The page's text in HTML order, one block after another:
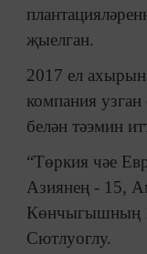
җыелган.
2017 ел
компания
белән тәэмин
“Төркия чәе
Азиянең - 15,
Көнчыгышның
Сютлуоглу.